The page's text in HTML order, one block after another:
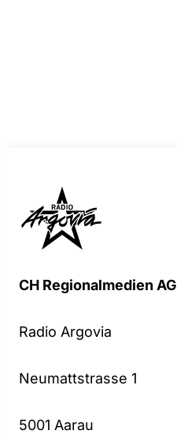
CH Regionalmedien AG
Radio Argovia
Neumattstrasse 1
5001 Aarau